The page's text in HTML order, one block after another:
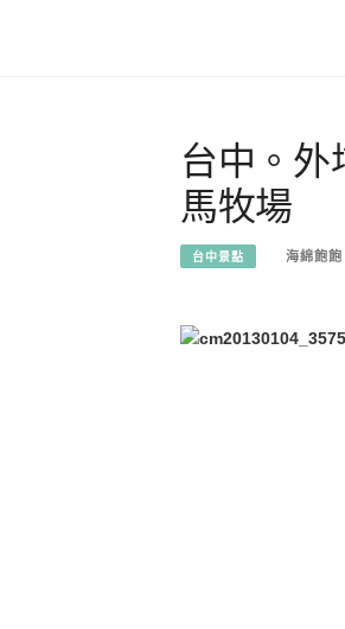
台中。
馬牧場
台中景點 海綿飽飽